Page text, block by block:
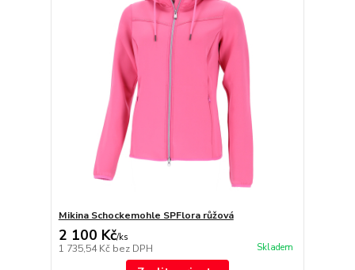
Mikina Schockemohle SPFlora růžová
2 100 Kč/ks
1 735,54 Kč bez DPH Skladem